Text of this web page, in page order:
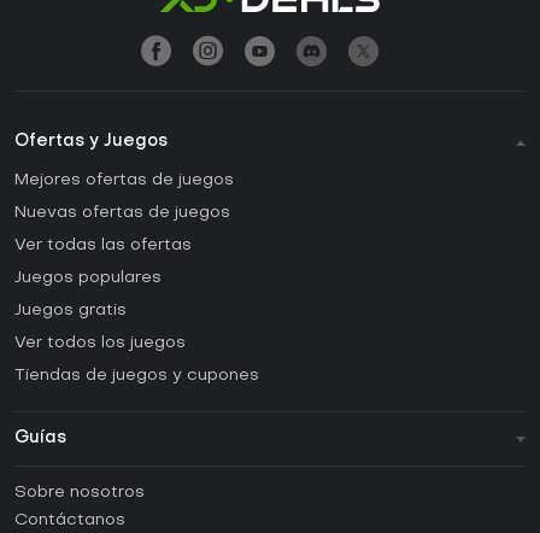
Ofertas y Juegos
Mejores ofertas de juegos
Nuevas ofertas de juegos
Ver todas las ofertas
Juegos populares
Juegos gratis
Ver todos los juegos
Tiendas de juegos y cupones
Guías
Guías y tutoriales
Sobre nosotros
Contáctanos